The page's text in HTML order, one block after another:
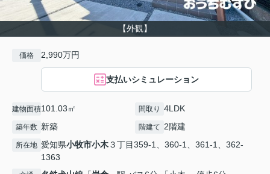
【外観】
価格 2,990万円
支払いシミュレーション
建物面積101.03㎡ 間取り 4LDK
築年数 新築 階建て 2階建
所在地 愛知県小牧市小木３丁目359-1、360-1、361-1、362-
1363